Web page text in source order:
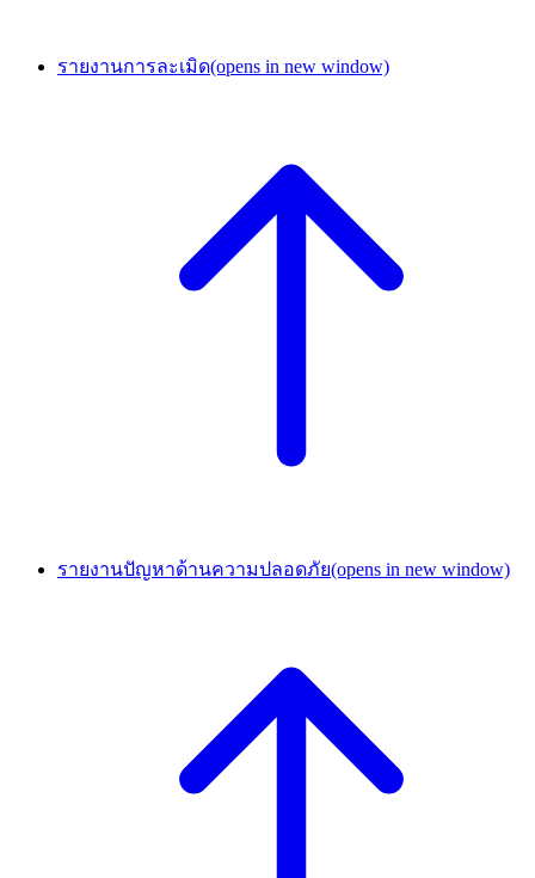
รายงานการละเมิด(opens in new window)
รายงานปัญหาด้านความปลอดภัย(opens in new window)